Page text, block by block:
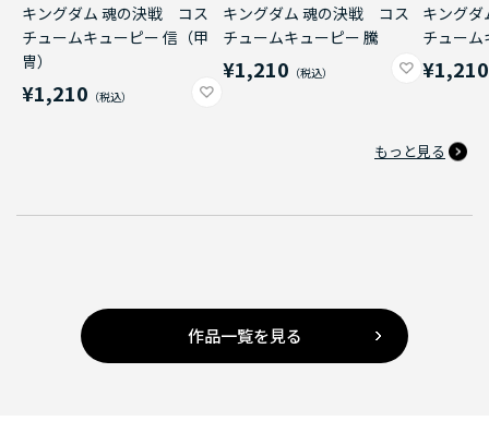
キングダム 魂の決戦 コス
チュームキューピー 信（甲
冑）
¥1,210
キングダム 魂の決戦 コス
チュームキューピー 騰
¥1,210
キング
チューム
¥1,210
もっと見る
作品一覧を見る